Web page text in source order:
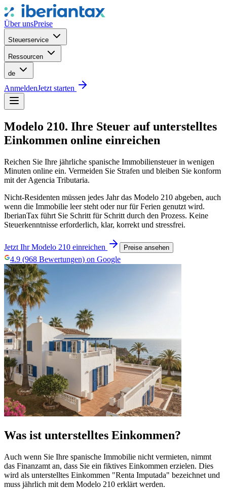
Über unsPreise
Steuerservice
Ressourcen
de
AnmeldenJetzt starten
Modelo 210. Ihre Steuer auf unterstelltes
Einkommen online einreichen
Reichen Sie Ihre jährliche spanische Immobiliensteuer in wenigen
Minuten online ein. Vermeiden Sie Strafen und bleiben Sie konform
mit der Agencia Tributaria.
Nicht-Residenten müssen jedes Jahr das Modelo 210 abgeben, auch
wenn die Immobilie leer steht oder nur für Ferien genutzt wird.
IberianTax führt Sie Schritt für Schritt durch den Prozess. Keine
Steuerkenntnisse erforderlich, klar, korrekt und stressfrei.
Jetzt Ihr Modelo 210 einreichen Preise ansehen
4.9 (968 Bewertungen) on Google
Was ist unterstelltes Einkommen?
Auch wenn Sie Ihre spanische Immobilie nicht vermieten, nimmt
das Finanzamt an, dass Sie ein fiktives Einkommen erzielen. Dies
wird als unterstelltes Einkommen "Renta Imputada" bezeichnet und
muss jährlich mit dem Modelo 210 erklärt werden.